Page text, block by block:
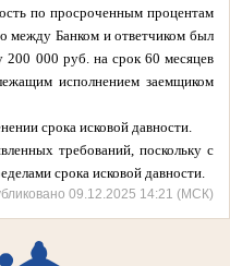
по просроченным процентам
между Банком и ответчиком был
200 000 руб. на срок 60 месяцев
исполнением заемщиком
срока исковой давности.
требований, поскольку с
срока исковой давности.
09.12.2025 14:21 (МСК)